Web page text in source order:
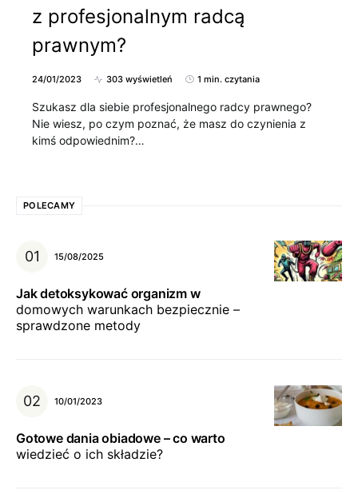
z profesjonalnym radcą
prawnym?
24/01/2023 303 wyświetleń 1 min. czytania
Szukasz dla siebie profesjonalnego radcy prawnego?
Nie wiesz, po czym poznać, że masz do czynienia z
kimś odpowiednim?…
POLECAMY
15/08/2025
Jak detoksykować organizm w
domowych warunkach bezpiecznie –
sprawdzone metody
10/01/2023
Gotowe dania obiadowe – co warto
wiedzieć o ich składzie?